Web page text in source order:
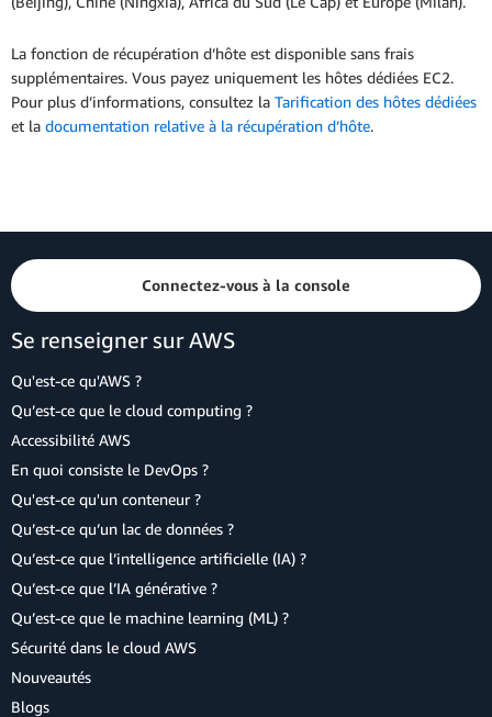
La fonction de récupération d’hôte est disponible sans frais
supplémentaires. Vous payez uniquement les hôtes dédiées EC2.
Pour plus d’informations, consultez la Tarification des hôtes dédiées
et la documentation relative à la récupération d’hôte.
Connectez-vous à la console
Se renseigner sur AWS
Qu'est-ce qu'AWS ?
Qu’est-ce que le cloud computing ?
Accessibilité AWS
En quoi consiste le DevOps ?
Qu'est-ce qu'un conteneur ?
Qu’est-ce qu’un lac de données ?
Qu’est-ce que l’intelligence artificielle (IA) ?
Qu’est-ce que l’IA générative ?
Qu’est-ce que le machine learning (ML) ?
Sécurité dans le cloud AWS
Nouveautés
Blogs